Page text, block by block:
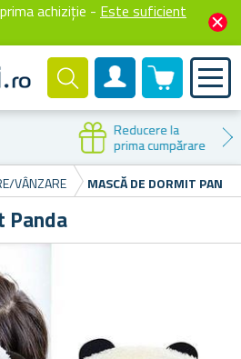
achiziție - Este suficient
Cont client
0 produselor
Reducere la
prima cumpărare
VÂNZARE MASCĂ DE DORMIT PANDA
Panda